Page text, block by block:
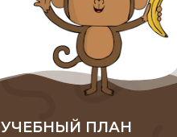
УЧЕБНЫЙ ПЛАН